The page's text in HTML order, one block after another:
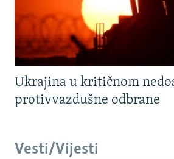
Ukrajina u kritičnom
protivvazdušne odbrane
Vesti/Vijesti